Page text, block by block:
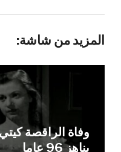
المزيد من شاشة:
وفاة الراقصة
يناهز 96 عاما